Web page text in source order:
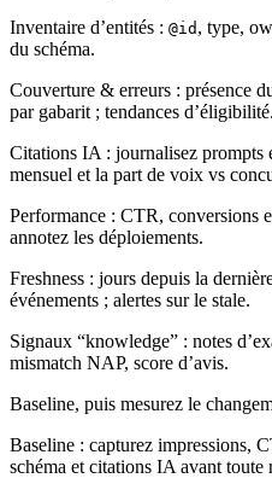
Inventaire d’entités : @id , type,
du schéma.
Couverture & erreurs : présence
par gabarit ; tendances d’éligibilité.
Citations IA : journalisez prompts
mensuel et la part de voix vs
Performance : CTR, conversions
annotez les déploiements.
Freshness : jours depuis la
événements ; alertes sur le stale.
Signaux “knowledge” : notes
mismatch NAP, score d’avis.
Baseline, puis mesurez le
Baseline : capturez impressions,
schéma et citations IA avant toute